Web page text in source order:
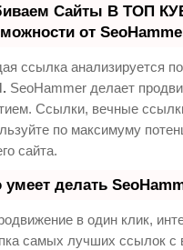
Сайты В ТОП
от
ссылка анализируется
SeoHammer делает
Ссылки, вечные
по максимуму
сайта.
умеет делать
в один клик,
самых лучших ссылок с